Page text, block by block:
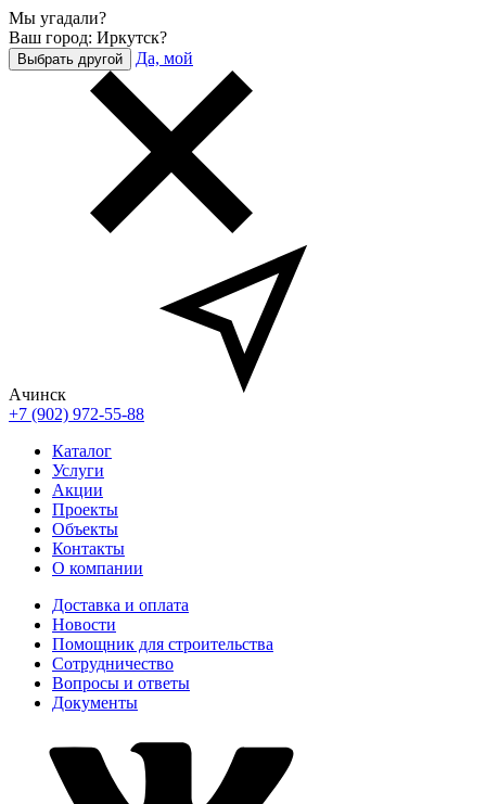
Мы угадали?
Ваш город: Иркутск?
Выбрать другой Да, мой
Ачинск
+7 (902) 972-55-88
Каталог
Услуги
Акции
Проекты
Объекты
Контакты
О компании
Доставка и оплата
Новости
Помощник для строительства
Сотрудничество
Вопросы и ответы
Документы